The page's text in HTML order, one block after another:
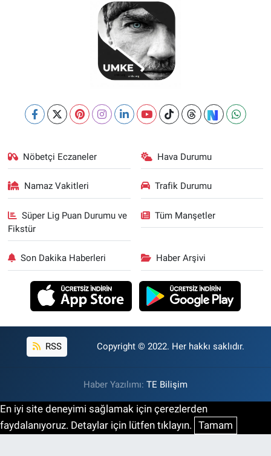
Nöbetçi Eczaneler Hava Durumu
Namaz Vakitleri Trafik Durumu
Süper Lig Puan Durumu ve
Fikstür
Tüm Manşetler
Son Dakika Haberleri Haber Arşivi
RSS Copyright © 2022. Her hakkı saklıdır.
Haber Yazılımı: TE Bilişim
En iyi site deneyimi sağlamak için çerezlerden
faydalanıyoruz. Detaylar için lütfen tıklayın. Tamam